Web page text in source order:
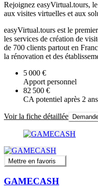
Rejoignez easyVirtual.tours,
aux visites virtuelles et aux
easyVirtual.tours est le
les services de création de
de 700 clients partout en
la rénovation et des
5 000 €
Apport personnel
82 500 €
CA potentiel après 2 ans
Voir la fiche détaillée
Mettre en favoris
GAMECASH